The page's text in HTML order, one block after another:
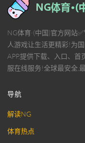
NG体育·(中国)官方网站
人游戏让生活更精彩!为
APP,提供下载、入口、
服在线服务!全球最安全,
导航
解读NG
体育热点